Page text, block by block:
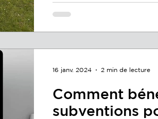
Comment
subventions
16 janv. 2024 2 min de lecture